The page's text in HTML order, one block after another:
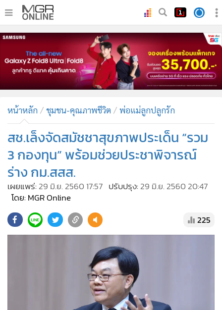
• หน้าหลัก
ทันเหตุการณ์
ภาคใต้
• ภูมิภาค
• บันเทิง
ผู้จัดการรายวัน
• คอลัมนิสต์
• ละคร
• CbizReview
• Cyber BIZ
• Good health & Well-being
• Green Innovation & SD
หน้าหลัก ชุมชน-คุณภาพชีวิต พ่อแม่ลูกปลูกรัก
สช.เล็งจัดสมัชชาสุขภาพประเด็น “รวม
3 กองทุน” พร้อมช่วยประชาพิจารณ์
ร่าง กม.สสส.
เผยแพร่: 29 มิ.ย. 2560 17:57 ปรับปรุง: 29 มิ.ย. 2560 20:47
โดย: MGR Online
225